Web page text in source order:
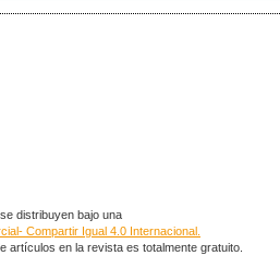
distribuyen bajo una
Compartir Igual 4.0 Internacional.
artículos en la revista es totalmente gratuito.